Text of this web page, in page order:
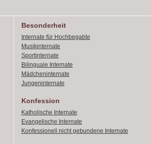
Besonderheit
Internate für Hochbegabte
Musikinternate
Sportinternate
Bilinguale Internate
Mädcheninternate
Jungeninternate
Konfession
Katholische Internate
Evangelische Internate
Konfessionell nicht gebundene Internate